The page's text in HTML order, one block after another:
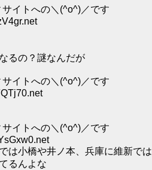
イトへの＼(^o^)／です
るの？謎なんだが
イトへの＼(^o^)／です
イトへの＼(^o^)／です
は小橋や井ノ本、兵庫に維新では
るんよな